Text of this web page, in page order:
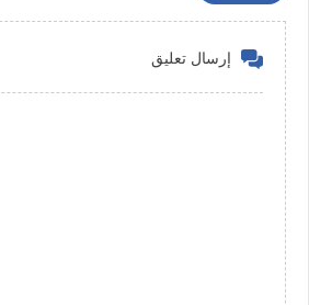
إرسال تعليق